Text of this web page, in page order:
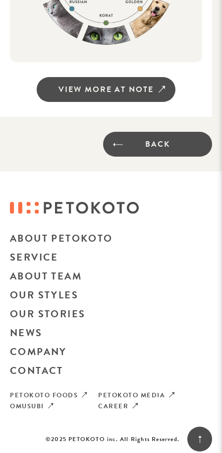
VIEW MORE AT NOTE
BACK
ABOUT PETOKOTO
SERVICE
ABOUT TEAM
OUR STYLES
OUR STORIES
NEWS
COMPANY
CONTACT
PETOKOTO FOODS
OMUSUBI
PETOKOTO MEDIA
CAREER
©2025 PETOKOTO inc. All Rights Reserved.